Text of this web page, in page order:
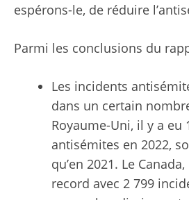
espérons-le, de réduire
Parmi les conclusions du
Les incidents
dans un certain
Royaume-Uni, il y a eu
antisémites en 2022,
qu’en 2021. Le
record avec 2 799